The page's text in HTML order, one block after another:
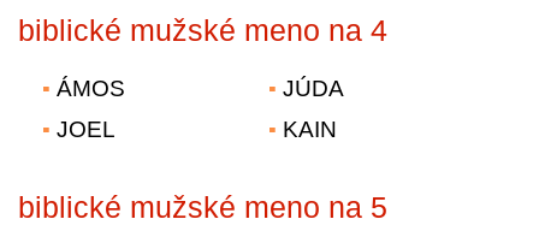
biblické mužské meno na 4
ÁMOS
JOEL
JÚDA
KAIN
biblické mužské meno na 5